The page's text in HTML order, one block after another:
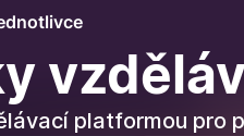
platformou pro